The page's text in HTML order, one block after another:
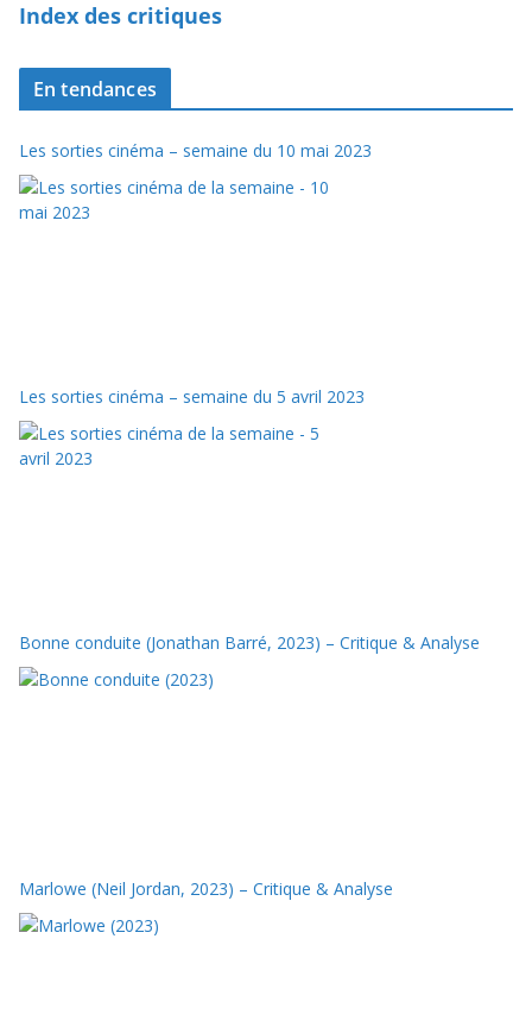
Index des critiques
En tendances
Les sorties cinéma – semaine du 10 mai 2023
Les sorties cinéma – semaine du 5 avril 2023
Bonne conduite (Jonathan Barré, 2023) – Critique & Analyse
Marlowe (Neil Jordan, 2023) – Critique & Analyse